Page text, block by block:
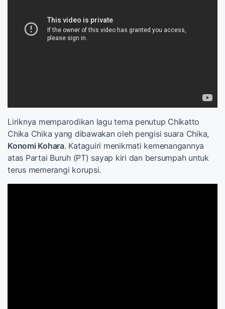
Liriknya memparodikan lagu tema penutup Chikatto
Chika Chika yang dibawakan oleh pengisi suara Chika,
Konomi Kohara. Kataguiri menikmati kemenangannya
atas Partai Buruh (PT) sayap kiri dan bersumpah untuk
terus memerangi korupsi.